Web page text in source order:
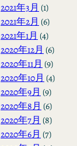
2021年3月 (1)
2021年2月 (6)
2021年1月 (4)
2020年12月 (6)
2020年11月 (9)
2020年10月 (4)
2020年9月 (9)
2020年8月 (6)
2020年7月 (8)
2020年6月 (7)